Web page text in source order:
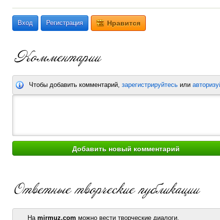
Вход Регистрация Нравится
Чтобы добавить комментарий, зарегистрируйтесь или
На mirmuz.com можно вести творческие диалоги.